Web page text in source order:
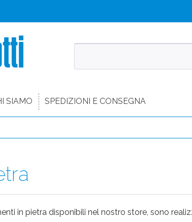
SIAMO SPEDIZIONI E CONSEGNA
in pietra disponibili nel nostro store, sono